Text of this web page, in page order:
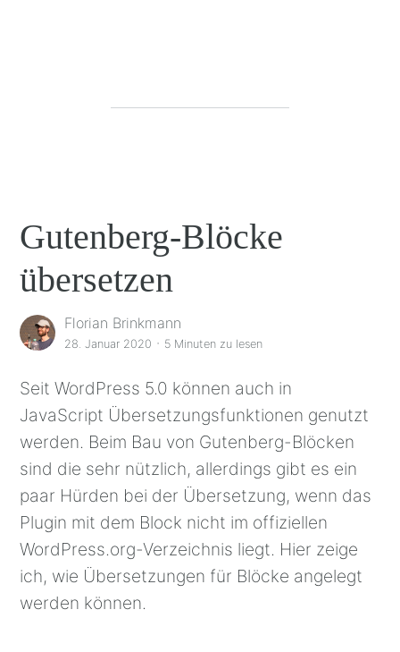
Gutenberg-Blöcke
übersetzen
Florian Brinkmann
28. Januar 2020 · 5 Minuten zu lesen
Seit WordPress 5.0 können auch in
JavaScript Übersetzungsfunktionen genutzt
werden. Beim Bau von Gutenberg-Blöcken
sind die sehr nützlich, allerdings gibt es ein
paar Hürden bei der Übersetzung, wenn das
Plugin mit dem Block nicht im offiziellen
WordPress.org-Verzeichnis liegt. Hier zeige
ich, wie Übersetzungen für Blöcke angelegt
werden können.